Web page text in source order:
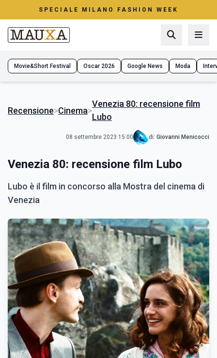
SPECIALE MILANO FASHION WEEK
Movie&Short Festival Oscar 2026 Google News Moda
Recensione>Cinema>
Venezia 80: recensione film
Lubo
08 settembre 2023 15:00 di: Giovanni Menicocci
Venezia 80: recensione film Lubo
Lubo è il film in concorso alla Mostra del cinema di
Venezia